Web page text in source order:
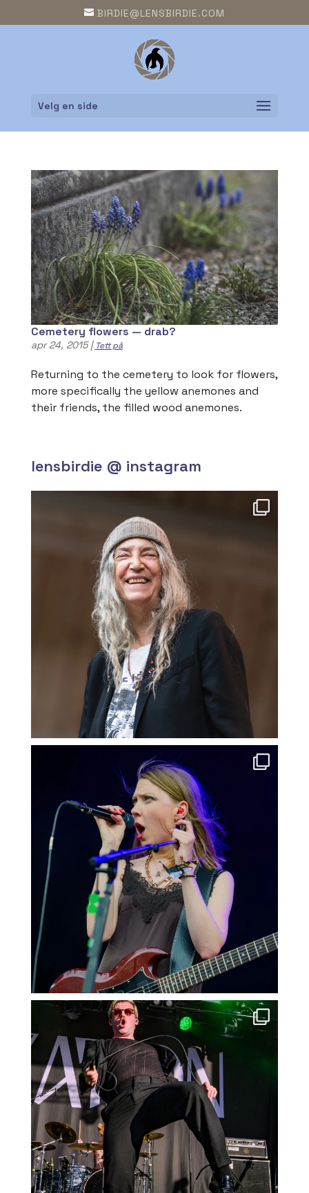
BIRDIE@LENSBIRDIE.COM
Velg en side
Cemetery flowers — drab?
apr 24, 2015| Tett på
Returning to the cemetery to look for flowers,
more specifically the yellow anemones and
their friends, the filled wood anemones.
lensbirdie @ instagram